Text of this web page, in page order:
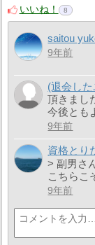
いいね！
8
saitou
9年前
(退会し
頂きまし
今後とも
9年前
資格とり
> 副男さ
こちらこ
9年前